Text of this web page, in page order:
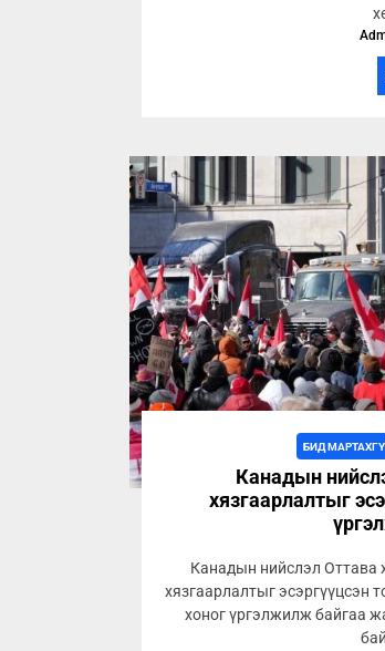
БИД
Канадын
хязгаарлалтыг
Канадын нийслэл Оттава
хязгаарлалтыг эсэргүүцсэн
хоног үргэлжилж байгаа